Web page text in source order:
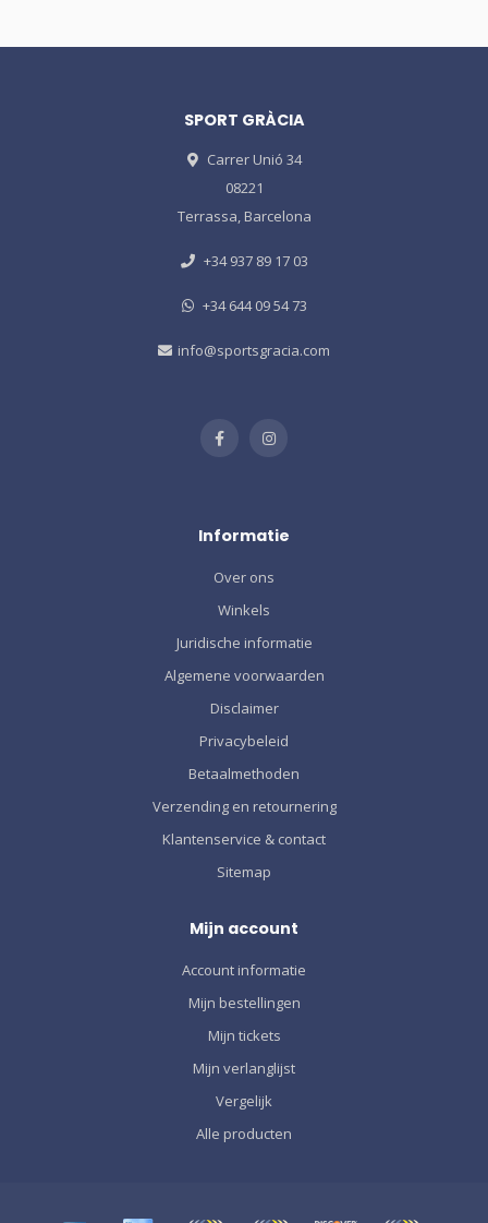
SPORT GRÀCIA
Carrer Unió 34
08221
Terrassa, Barcelona
+34 937 89 17 03
+34 644 09 54 73
info@sportsgracia.com
Informatie
Over ons
Winkels
Juridische informatie
Algemene voorwaarden
Disclaimer
Privacybeleid
Betaalmethoden
Verzending en retournering
Klantenservice & contact
Sitemap
Mijn account
Account informatie
Mijn bestellingen
Mijn tickets
Mijn verlanglijst
Vergelijk
Alle producten